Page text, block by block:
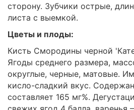
сторону. Зубчики острые,
листа с выемкой.
Цветы и плоды:
Кисть Смородины черной
Ягоды среднего размера,
округлые, черные, матовые.
кисло-сладкий вкус.
составляет 165 мг%.